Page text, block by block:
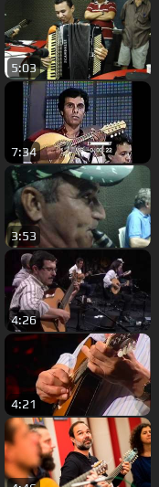
5:03
7:34
3:53
4:26
4:21